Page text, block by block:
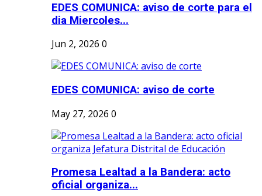
EDES COMUNICA: aviso de corte para el
dia Miercoles...
Jun 2, 2026 0
EDES COMUNICA: aviso de corte
May 27, 2026 0
Promesa Lealtad a la Bandera: acto
oficial organiza...